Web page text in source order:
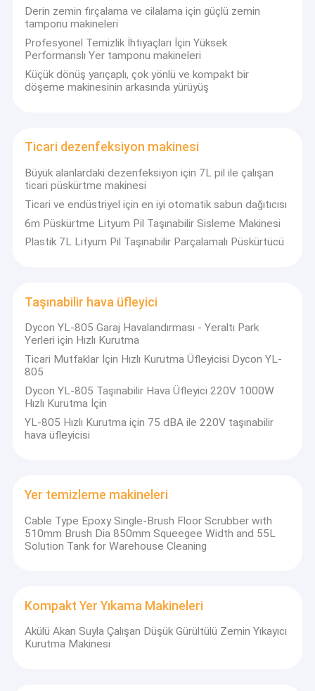
Sokak Temizlik Araçları
Yer temizleme scooter
Yer tamponu makineleri
Taşınabilir hava üfleyici
Derin zemin fırçalama ve cilalama için güçlü zemin
tamponu makineleri
Profesyonel Temizlik İhtiyaçları İçin Yüksek
Performanslı Yer tamponu makineleri
Küçük dönüş yarıçaplı, çok yönlü ve kompakt bir
döşeme makinesinin arkasında yürüyüş
Ticari dezenfeksiyon makinesi
Büyük alanlardaki dezenfeksiyon için 7L pil ile çalışan
ticari püskürtme makinesi
Ticari ve endüstriyel için en iyi otomatik sabun dağıtıcısı
6m Püskürtme Lityum Pil Taşınabilir Sisleme Makinesi
Plastik 7L Lityum Pil Taşınabilir Parçalamalı Püskürtücü
Taşınabilir hava üfleyici
Dycon YL-805 Garaj Havalandırması - Yeraltı Park
Yerleri için Hızlı Kurutma
Ticari Mutfaklar İçin Hızlı Kurutma Üfleyicisi Dycon YL-
805
Dycon YL-805 Taşınabilir Hava Üfleyici 220V 1000W
Hızlı Kurutma İçin
YL-805 Hızlı Kurutma için 75 dBA ile 220V taşınabilir
hava üfleyicisi
Yer temizleme makineleri
Cable Type Epoxy Single-Brush Floor Scrubber with
510mm Brush Dia 850mm Squeegee Width and 55L
Solution Tank for Warehouse Cleaning
Kompakt Yer Yıkama Makineleri
Akülü Akan Suyla Çalışan Düşük Gürültülü Zemin Yıkayıcı
Kurutma Makinesi